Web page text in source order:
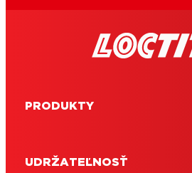
PRODUKTY
UDRŽATEĽNOSŤ